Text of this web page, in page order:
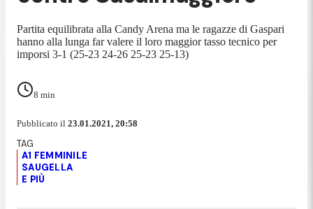
Partita equilibrata alla Candy Arena ma le ragazze di Gaspari
hanno alla lunga far valere il loro maggior tasso tecnico per
imporsi 3-1 (25-23 24-26 25-23 25-13)
8 min
Pubblicato il 23.01.2021, 20:58
A1 FEMMINILE
SAUGELLA
E PIÙ